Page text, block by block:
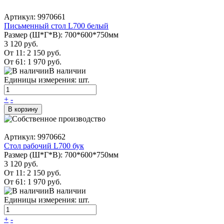
Артикул: 9970661
Письменный стол L700 белый
Размер (Ш*Г*В): 700*600*750мм
3 120 руб.
От 11: 2 150 руб.
От 61: 1 970 руб.
В наличии
Единицы измерения: шт.
+ -
В корзину
Артикул: 9970662
Стол рабочий L700 бук
Размер (Ш*Г*В): 700*600*750мм
3 120 руб.
От 11: 2 150 руб.
От 61: 1 970 руб.
В наличии
Единицы измерения: шт.
+ -